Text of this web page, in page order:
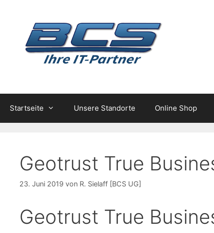
springen
Startseite Unsere Standorte Online Shop
Geotrust True
23. Juni 2019 von R. Sielaff [BCS UG]
Geotrust True